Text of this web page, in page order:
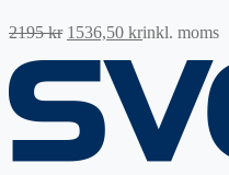
2195kr Det
2195 kr.
1536,50 krDet
är:
1536,50 kr.
inkl. moms